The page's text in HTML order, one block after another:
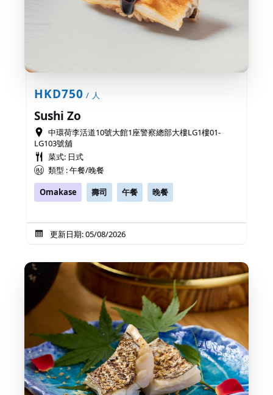
HKD750 / 人
Sushi Zo
中環荷李活道10號大館1座警察總部大樓LG1樓01-
LG103號舖
菜式: 日式
類型 : 午餐/晚餐
Omakase
壽司 午餐 晚餐
更新日期: 05/08/2026